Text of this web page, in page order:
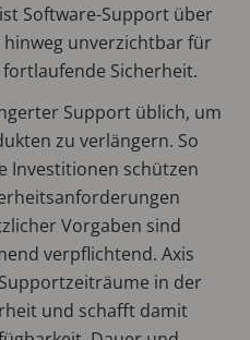
Software-Support über
hinweg unverzichtbar für
Sicherheit.
Support üblich, um
zu verlängern. So
Investitionen schützen
Vorgaben sind
verpflichtend. Axis
in der
und schafft damit